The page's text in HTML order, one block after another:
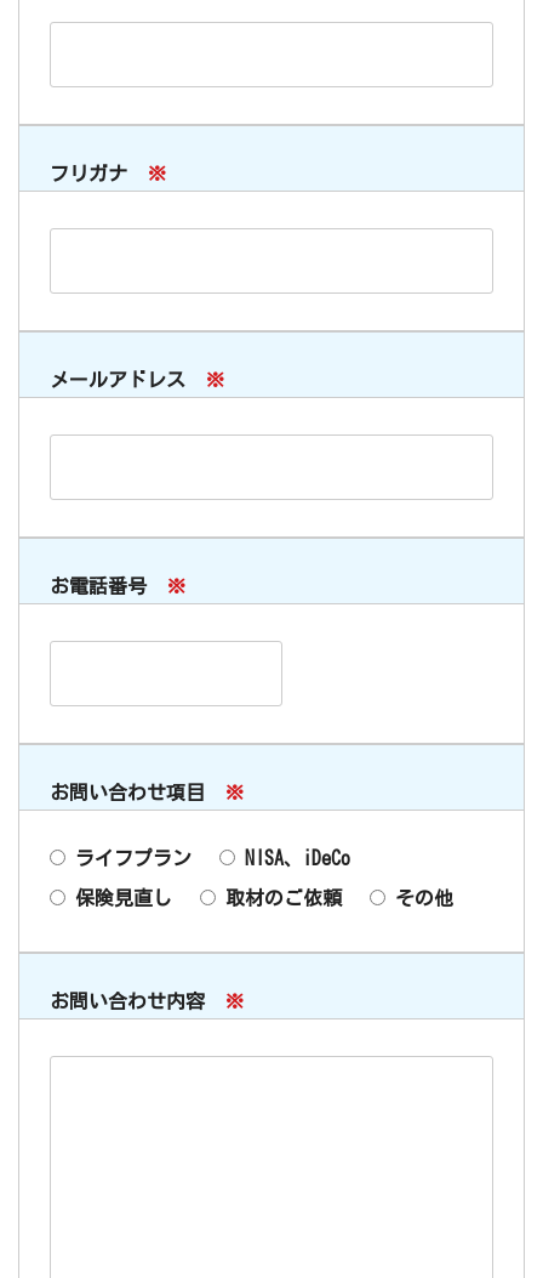
フリガナ ※
メールアドレス ※
お電話番号 ※
お問い合わせ項目 ※
ライフプラン NISA、iDeCo
保険見直し 取材のご依頼 その他
お問い合わせ内容 ※